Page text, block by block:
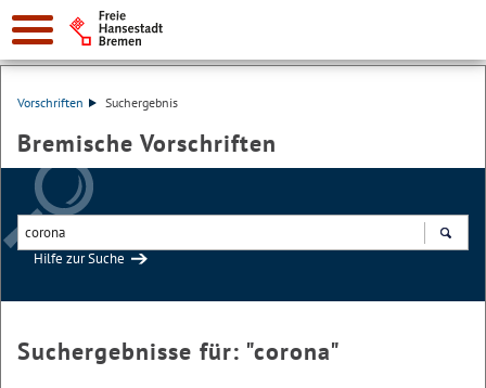
Vorschriften Suchergebnis
Bremische Vorschriften
Hilfe zur Suche
Suchergebnisse für: "corona"